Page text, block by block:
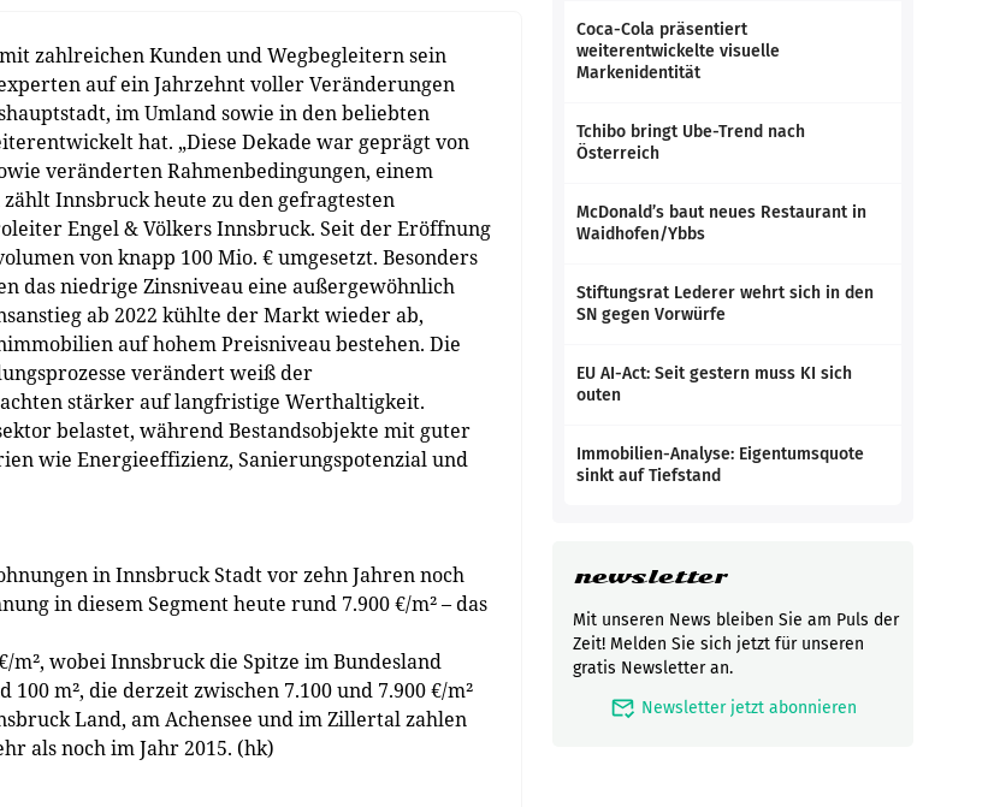
zahlreichen Kunden und Wegbegleitern sein
auf ein Jahrzehnt voller Veränderungen
im Umland sowie in den beliebten
hat. „Diese Dekade war geprägt von
veränderten Rahmenbedingungen, einem
Innsbruck heute zu den gefragtesten
Engel & Völkers Innsbruck. Seit der Eröffnung
von knapp 100 Mio. € umgesetzt. Besonders
das niedrige Zinsniveau eine außergewöhnlich
ab 2022 kühlte der Markt wieder ab,
auf hohem Preisniveau bestehen. Die
verändert weiß der
stärker auf langfristige Werthaltigkeit.
belastet, während Bestandsobjekte mit guter
wie Energieeffizienz, Sanierungspotenzial und
in Innsbruck Stadt vor zehn Jahren noch
in diesem Segment heute rund 7.900 €/m² – das
wobei Innsbruck die Spitze im Bundesland
m², die derzeit zwischen 7.100 und 7.900 €/m²
Land, am Achensee und im Zillertal zahlen
als noch im Jahr 2015. (hk)
Coca-Cola präsentiert
weiterentwickelte visuelle
Markenidentität
Tchibo bringt Ube-Trend nach
Österreich
McDonald’s baut neues Restaurant in
Waidhofen/Ybbs
Stiftungsrat Lederer wehrt sich in den
SN gegen Vorwürfe
EU AI-Act: Seit gestern muss KI sich
outen
Immobilien-Analyse: Eigentumsquote
sinkt auf Tiefstand
newsletter
Mit unseren News bleiben Sie am Puls der
Zeit! Melden Sie sich jetzt für unseren
gratis Newsletter an.
mark_email_read Newsletter jetzt abonnieren